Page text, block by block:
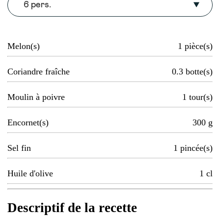
6 pers.
Melon(s) 1 pièce(s)
Coriandre fraîche 0.3 botte(s)
Moulin à poivre 1 tour(s)
Encornet(s) 300 g
Sel fin 1 pincée(s)
Huile d'olive 1 cl
Descriptif de la recette